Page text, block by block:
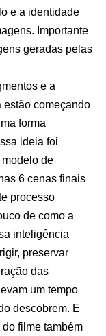
e a identidade
Importante
geradas pelas
e a
estão começando
forma
ideia foi
de
6 cenas finais
processo
de como a
inteligência
preservar
das
um tempo
descobrem. E
filme também